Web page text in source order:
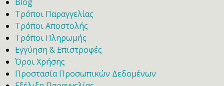
Τρόποι Παραγγελίας
Τρόποι Αποστολής
Τρόποι Πληρωμής
Εγγύηση & Επιστροφές
Όροι Χρήσης
Προστασία Προσωπικών Δεδομένων